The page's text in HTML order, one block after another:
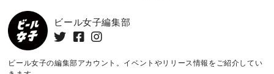
ビール女子編集部
ビール女子の編集部アカウント。イベントやリリース情報をご紹介してい